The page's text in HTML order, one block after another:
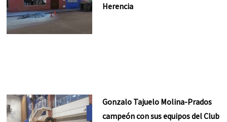
Herencia
Gonzalo Tajuelo Molina-Prados
campeón con sus equipos del Club